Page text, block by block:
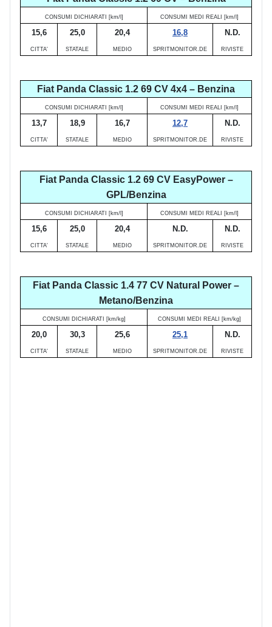
CONSUMI DICHIARATI [km/l] CONSUMI MEDI REALI [km/l]
15,6 25,0 20,4 16,8 N.D.
CITTA' STATALE MEDIO SPRITMONITOR.DE RIVISTE
Fiat Panda Classic 1.2 69 CV 4x4 – Benzina
CONSUMI DICHIARATI [km/l] CONSUMI MEDI REALI [km/l]
13,7 18,9 16,7 12,7 N.D.
CITTA' STATALE MEDIO SPRITMONITOR.DE RIVISTE
Fiat Panda Classic 1.2 69 CV EasyPower –
GPL/Benzina
CONSUMI DICHIARATI [km/l] CONSUMI MEDI REALI [km/l]
15,6 25,0 20,4 N.D. N.D.
CITTA' STATALE MEDIO SPRITMONITOR.DE RIVISTE
Fiat Panda Classic 1.4 77 CV Natural Power –
Metano/Benzina
CONSUMI DICHIARATI [km/kg] CONSUMI MEDI REALI [km/kg]
20,0 30,3 25,6 25,1 N.D.
CITTA' STATALE MEDIO SPRITMONITOR.DE RIVISTE